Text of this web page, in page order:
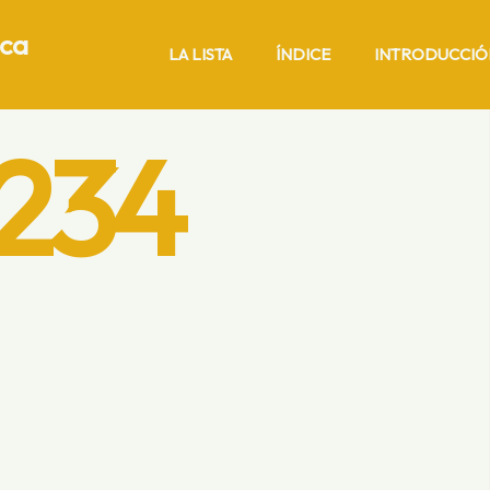
LA LISTA ÍNDICE